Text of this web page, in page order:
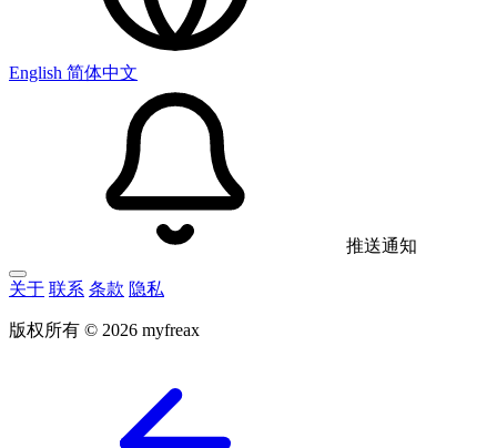
English 简体中文
推送通知
关于 联系 条款 隐私
版权所有 © 2026 myfreax